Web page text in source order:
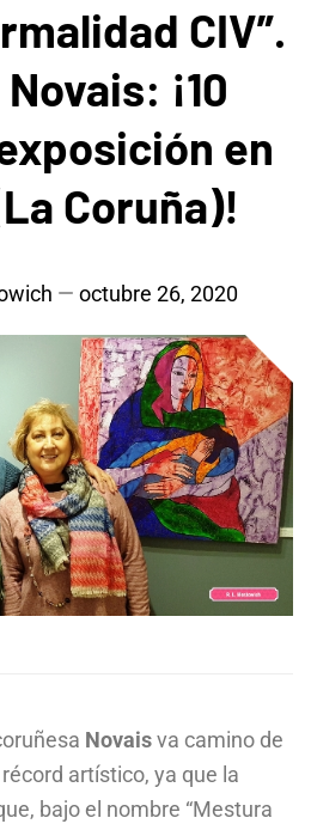
CIV”.
¡10
en
Coruña)!
octubre 26, 2020
Novaisva camino de
artístico, ya que la
bajo el nombre “Mestura